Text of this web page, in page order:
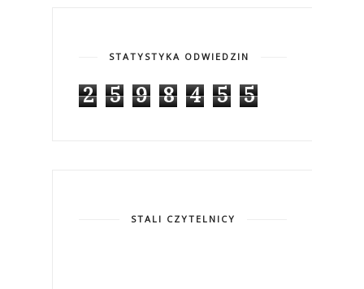
STATYSTYKA ODWIEDZIN
2 5 9 8 4 5 5
STALI CZYTELNICY